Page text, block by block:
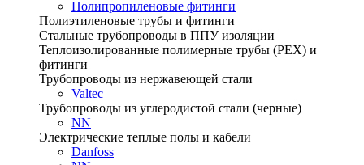
Полипропиленовые фитинги
Полиэтиленовые трубы и фитинги
Стальные трубопроводы в ППУ изоляции
Теплоизолированные полимерные трубы (РЕХ) и
фитинги
Трубопроводы из нержавеющей стали
Valtec
Трубопроводы из углеродистой стали (черные)
NN
Электрические теплые полы и кабели
Danfoss